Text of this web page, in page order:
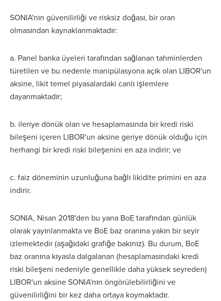
SONIA'nın güvenilirliği ve risksiz doğası, bir oran
olmasından kaynaklanmaktadır:
a. Panel banka üyeleri tarafından sağlanan tahminlerden
türetilen ve bu nedenle manipülasyona açık olan LIBOR'un
aksine, likit temel piyasalardaki canlı işlemlere
dayanmaktadır;
b. ileriye dönük olan ve hesaplamasında bir kredi riski
bileşeni içeren LIBOR'un aksine geriye dönük olduğu için
herhangi bir kredi riski bileşenini en aza indirir; ve
c. faiz döneminin uzunluğuna bağlı likidite primini en aza
indirir.
SONIA, Nisan 2018'den bu yana BoE tarafından günlük
olarak yayınlanmakta ve BoE baz oranına yakın bir seyir
izlemektedir (aşağıdaki grafiğe bakınız). Bu durum, BoE
baz oranına kıyasla dalgalanan (hesaplamasındaki kredi
riski bileşeni nedeniyle genellikle daha yüksek seyreden)
LIBOR'un aksine SONIA'nın öngörülebilirliğini ve
güvenilirliğini bir kez daha ortaya koymaktadır.